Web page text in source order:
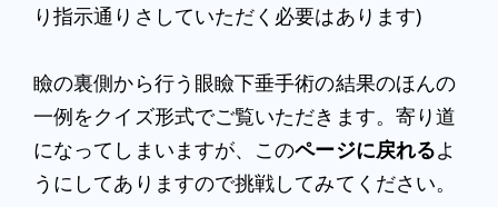
り指示通りさしていただく必要はあります)
瞼の裏側から行う眼瞼下垂手術の結果のほんの
一例をクイズ形式でご覧いただきます。寄り道
になってしまいますが、このページに戻れるよ
うにしてありますので挑戦してみてください。